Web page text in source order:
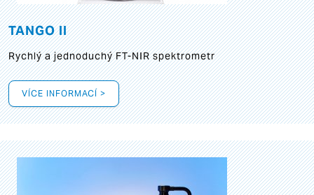
TANGO II
Rychlý a jednoduchý FT-NIR spektrometr
VÍCE INFORMACÍ >